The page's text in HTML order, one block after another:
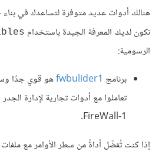
هنالك أدوات عديد متوفرة لتساعدك في
تكون لديك المعرفة الجيدة باستخدام
الرسومية:
برنامج fwbulider1
هو قوي جدًا
FireWall-1.
إذا كنت تُفضّل أداةً من سطر الأوامر مع